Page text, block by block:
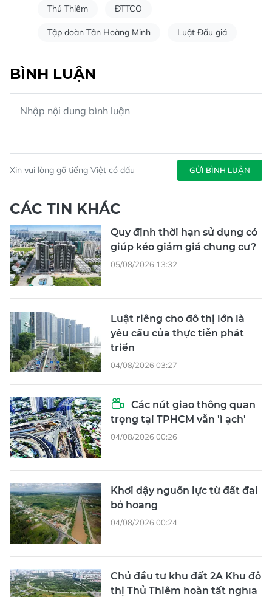
Thủ Thiêm ĐTTCO
Tập đoàn Tân Hoàng Minh Luật Đấu giá
BÌNH LUẬN
Xin vui lòng gõ tiếng Việt có dấu GỬI BÌNH LUẬN
CÁC TIN KHÁC
Quy định thời hạn sử dụng có
giúp kéo giảm giá chung cư?
05/08/2026 13:32
Luật riêng cho đô thị lớn là
yêu cầu của thực tiễn phát
triển
04/08/2026 03:27
Các nút giao thông quan
trọng tại TPHCM vẫn 'ì ạch'
04/08/2026 00:26
Khơi dậy nguồn lực từ đất đai
bỏ hoang
04/08/2026 00:24
Chủ đầu tư khu đất 2A Khu đô
thị Thủ Thiêm hoàn tất nghĩa